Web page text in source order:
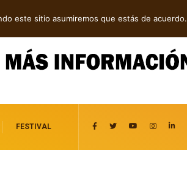
FESTIVAL
este sitio asumiremos que estás de acuerdo.